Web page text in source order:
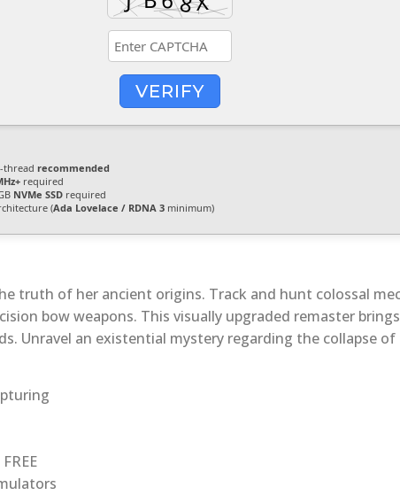
VERIFY
thread recommended
required
NVMe SSD required
(Ada Lovelace / RDNA 3 minimum)
truth of her ancient origins. Track and hunt colossal
bow weapons. This visually upgraded remaster
Unravel an existential mystery regarding the collapse of